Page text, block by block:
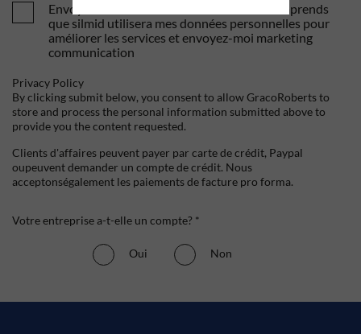
Envoyez-moi vos offres et actualités. Je comprends
que silmid utilisera mes données personnelles pour
améliorer les services et envoyez-moi marketing
communication
Privacy Policy
By clicking submit below, you consent to allow GracoRoberts to
store and process the personal information submitted above to
provide you the content requested.
Clients d'affaires peuvent payer par carte de crédit, Paypal
oupeuvent demander un compte de crédit. Nous
acceptonségalement les paiements de facture pro forma.
Votre entreprise a-t-elle un compte? *
Oui Non